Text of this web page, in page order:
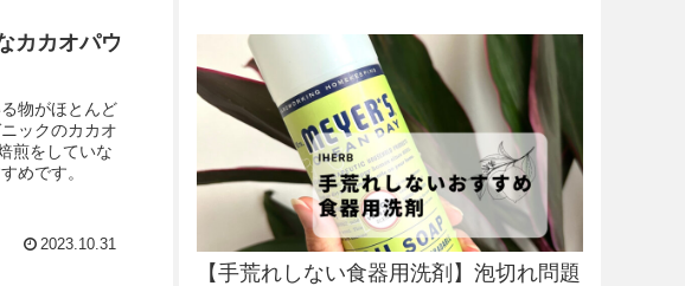
カカオパウ
物がほとんど
ックのカカオ
煎をしていな
めです。
2023.10.31
【手荒れしない食器用洗剤】泡切れ問題